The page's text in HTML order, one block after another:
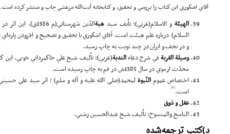
آقاي اشكوري اين كتاب را بررسي و تحقيق، و كتاب­خانه آيت‌الله مرعشي چاپ و منتشر كرده است.
الهيئةو الاسلام(عربي): تأيف سيد هبة
‌الدّين شهرستاني(م
السلام) درباره علم هيئت است. آقاي اشكوري با تحقيق و تصحيح و افزودن
و در نجف و ايران در چند نوبت به چاپ رسيد.
وسيلةالقربةفي شرح دعاءالندبة(عربي): تأليف شيخ علي خاك­مرداني خويي. اين
محدّث ارموي در سال 1385ش در قم به چاپ رسيده است.
اختصاص عمومالنّبوة
است.[9]
عقل و ذوق
الناسخ والمنسوخ: تأليف شيخ عبدالحسين رشتي.